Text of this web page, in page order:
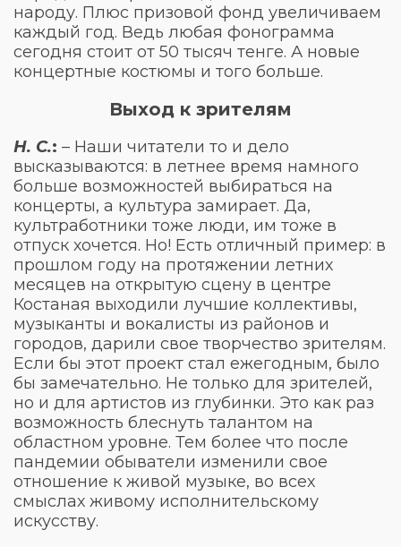
народу. Плюс призовой фонд увеличиваем
каждый год. Ведь любая фонограмма
сегодня стоит от 50 тысяч тенге. А новые
концертные костюмы и того больше.
Выход к зрителям
Н. С.: – Наши читатели то и дело
высказываются: в летнее время намного
больше возможностей выбираться на
концерты, а культура замирает. Да,
культработники тоже люди, им тоже в
отпуск хочется. Но! Есть отличный пример: в
прошлом году на протяжении летних
месяцев на открытую сцену в центре
Костаная выходили лучшие коллективы,
музыканты и вокалисты из районов и
городов, дарили свое творчество зрителям.
Если бы этот проект стал ежегодным, было
бы замечательно. Не только для зрителей,
но и для артистов из глубинки. Это как раз
возможность блеснуть талантом на
областном уровне. Тем более что после
пандемии обыватели изменили свое
отношение к живой музыке, во всех
смыслах живому исполнительскому
искусству.